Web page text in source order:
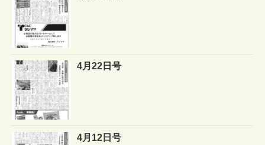
4月22日号
4月12日号